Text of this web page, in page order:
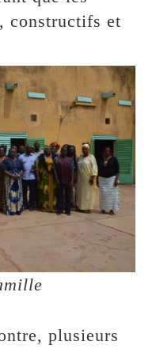
constructifs et
plusieurs